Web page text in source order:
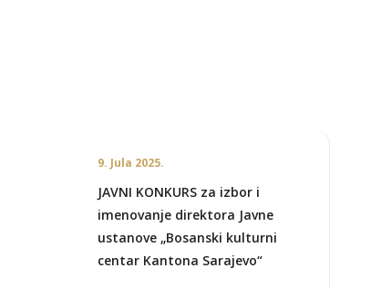
JAVNI KONKURS za izbor i
imenovanje direktora Javne
ustanove „Bosanski kulturni
centar Kantona Sarajevo“
9. Jula 2025.